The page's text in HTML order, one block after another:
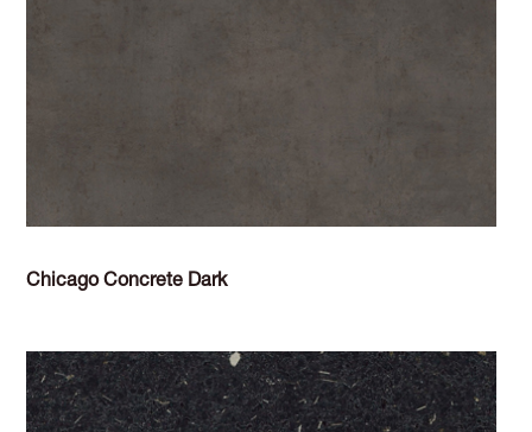
Chicago Concrete Dark